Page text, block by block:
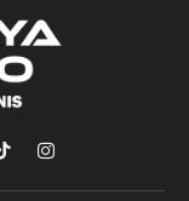
TikTokInstagram